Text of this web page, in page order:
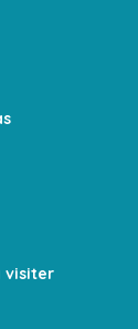
visiter